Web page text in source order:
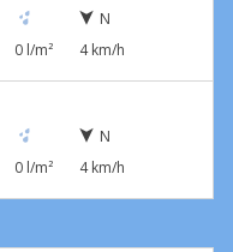
0 l/m²
N
4 km/h
0 l/m²
N
4 km/h